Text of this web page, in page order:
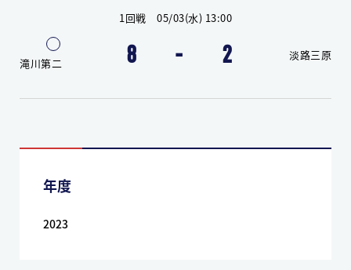
1回戦 05/03(水) 13:00
滝川第二 8 - 2 淡路三原
年度
2023